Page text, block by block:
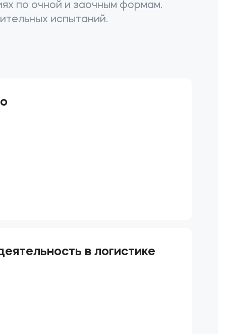
по очной и заочным формам.
испытаний.
в логистике